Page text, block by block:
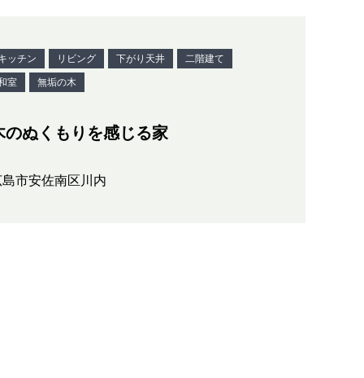
ッチン リビング 下がり天井 二階建て
室 無垢の木
のぬくもりを感じる家
島市安佐南区川内